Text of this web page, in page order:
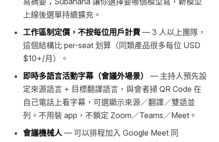
上線後選單持續擴充。
工作區制定價，不按每位用戶計費 — 3 人以上團隊，
這個結構比 per-seat 划算（同類產品很多每位 USD
$10+/月）。
即時多語言活動字幕（會議外場景）
— 主持人預先設
定來源語言 + 目標翻譯語言，與會者掃 QR Code 在
自己電話上看字幕，可選顯示來源／翻譯／雙語並
列。不用裝 app，不鎖定 Zoom／Teams／Meet。
會議機械人 — 可以排程加入 Google Meet 同